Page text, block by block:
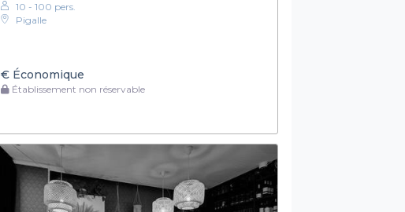
10 - 100 pers.
Pigalle
€Économique
Établissement non réservable